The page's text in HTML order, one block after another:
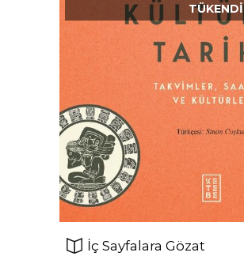
TÜKENDI
İç Sayfalara Gözat